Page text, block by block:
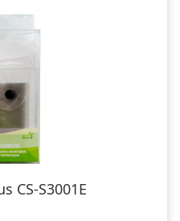
CS-S3001E